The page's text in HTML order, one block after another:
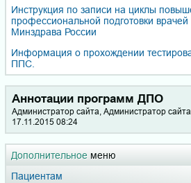
Дополнительное меню
Пациентам
Инструкция по записи на циклы
профессиональной подготовки
Минздрава России
Информация о прохождении
ППС.
Аннотации программ ДПО
Администратор сайта, Администратор сайта
17.11.2015 08:24